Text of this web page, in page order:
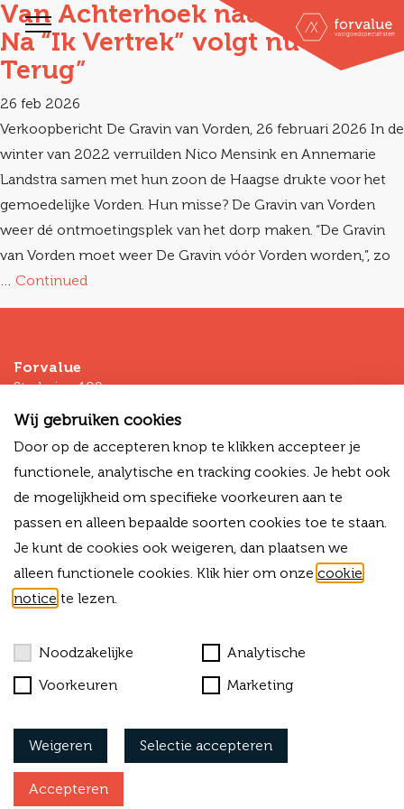
Van Achterhoek naar Hofstad:
Na “Ik Vertrek” volgt nu “Ik Keer
Terug”
26 feb 2026
Verkoopbericht De Gravin van Vorden, 26 februari 2026 In de
winter van 2022 verruilden Nico Mensink en Annemarie
Landstra samen met hun zoon de Haagse drukte voor het
gemoedelijke Vorden. Hun misse? De Gravin van Vorden
weer dé ontmoetingsplek van het dorp maken. “De Gravin
van Vorden moet weer De Gravin vóór Vorden worden,”, zo
… Continued
Forvalue
Stadsring 109
T
+31 (0)33 - 80 03 225
E
info@forvalue.nl
NL06RABO0325754756
KVK
BTW-ID NL869303703B01
Bekijk onze algemene voorwaarden
Privacy
Vacatures
Wij gebruiken cookies
Door op de accepteren knop te klikken accepteer je
functionele, analytische en tracking cookies. Je hebt ook
de mogelijkheid om specifieke voorkeuren aan te
passen en alleen bepaalde soorten cookies toe te staan.
Je kunt de cookies ook weigeren, dan plaatsen we
alleen functionele cookies. Klik hier om onze cookie
notice te lezen.
Noodzakelijke
Analytische
Voorkeuren
Marketing
Weigeren Selectie accepteren
Accepteren